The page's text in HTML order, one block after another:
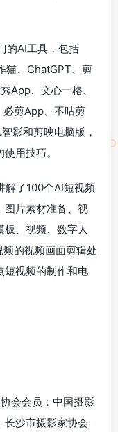
的AI工具，包括
猫、ChatGPT、剪
App、文心一格、
剪App、不咕剪
影和剪映电脑版，
用技巧。
解了100个AI短视频
图片素材准备、视
、视频、数字人
的视频画面剪辑处
短视频的制作和电
会会员：中国摄影
长沙市摄影家协会